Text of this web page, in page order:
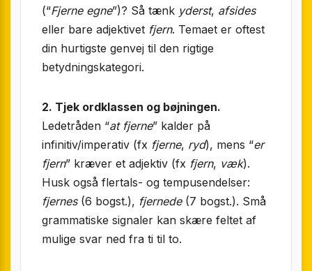
(“Fjerne egne”)? Så tænk yderst, afsides
eller bare adjektivet fjern. Temaet er oftest
din hurtigste genvej til den rigtige
betydnings­kategori.
2. Tjek ordklassen og bøjningen.
Ledetråden “at fjerne” kalder på
infinitiv/imperativ (fx fjerne, ryd), mens “er
fjern” kræver et adjektiv (fx fjern, væk).
Husk også flertals- og tempus­endelser:
fjernes(6 bogst.), fjernede(7 bogst.). Små
grammatiske signaler kan skære feltet af
mulige svar ned fra ti til to.